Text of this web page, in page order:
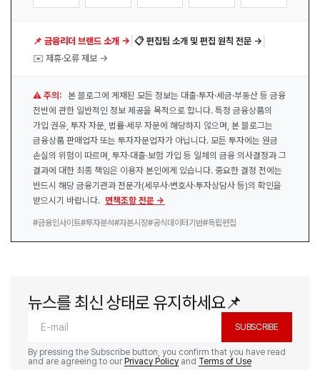
📌 금융리더 브랜드 소개 → 📋 편집팀 소개 및 편집 원칙 전문 →
✉️ 제휴·오류 제보 →
⚠️ 주의: 본 블로그에 게재된 모든 정보는 대출·투자·세금·부동산 등 금융
전반에 관한 일반적인 정보 제공을 목적으로 합니다. 특정 금융상품의
가입 권유, 투자 자문, 법률·세무 자문에 해당하지 않으며, 본 블로그는
금융상품 판매업자 또는 투자자문업자가 아닙니다. 모든 투자에는 원금
손실의 위험이 따르며, 투자·대출·보험 가입 등 일체의 금융 의사결정과 그
결과에 대한 최종 책임은 이용자 본인에게 있습니다. 중요한 결정 전에는
반드시 해당 금융기관과 전문가(세무사·변호사·투자상담사 등)의 확인을
받으시기 바랍니다. 면책조항 전문 →
#금융인사이트#투자분석#자본시장#공식데이터기반#독립편집
뉴스를 최신 상태로 유지하세요📌
SUBSCRIBE
By pressing the Subscribe button, you confirm that you have read
and are agreeing to our Privacy Policy and Terms of Use